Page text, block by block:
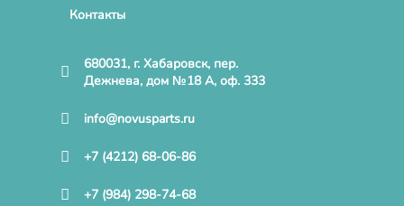
Контакты
680031, г. Хабаровск, пер.
Дежнева, дом №18 А, оф. 333
info@novusparts.ru
+7 (4212) 68-06-86
+7 (984) 298-74-68